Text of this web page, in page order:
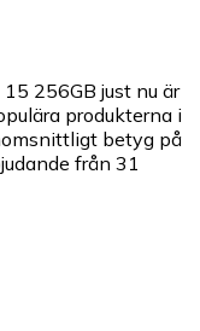
256GB just nu är
produkterna i
betyg på
från 31